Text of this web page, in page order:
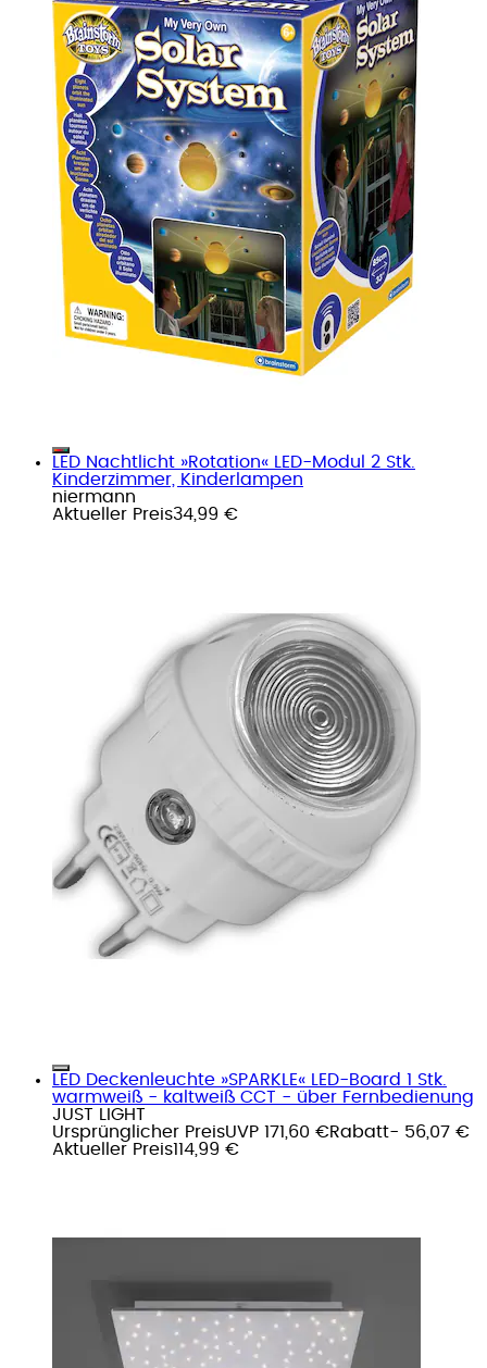
LED Nachtlicht »Rotation« LED-Modul 2 Stk.
Kinderzimmer, Kinderlampen
niermann
Aktueller Preis34,99 €
LED Deckenleuchte »SPARKLE« LED-Board 1 Stk.
warmweiß - kaltweiß CCT - über Fernbedienung
JUST LIGHT
Ursprünglicher PreisUVP 171,60 €Rabatt- 56,07 €
Aktueller Preis114,99 €